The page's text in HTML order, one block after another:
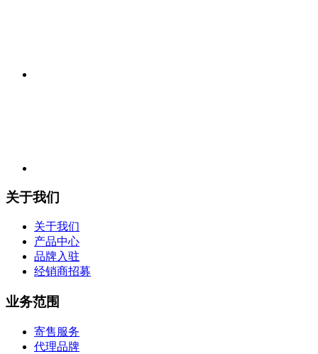
关于我们
关于我们
产品中心
品牌入驻
经销商招募
业务范围
寄售服务
代理品牌